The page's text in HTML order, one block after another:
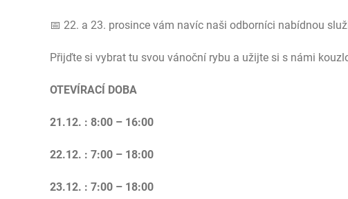
📅 22. a 23. prosince vám navíc naši odborníci nabídnou
Přijďte si vybrat tu svou vánoční rybu a užijte si s námi
OTEVÍRACÍ DOBA
21.12. : 8:00 – 16:00
22.12. : 7:00 – 18:00
23.12. : 7:00 – 18:00